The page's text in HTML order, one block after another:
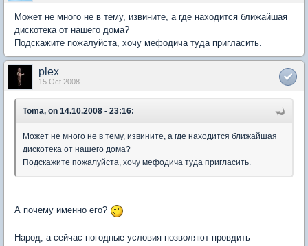
Может не много не в тему, извините, а где находится ближайшая
дискотека от нашего дома?
Подскажите пожалуйста, хочу мефодича туда пригласить.
plex
15 Oct 2008
Toma, on 14.10.2008 - 23:16:
Может не много не в тему, извините, а где находится ближайшая
дискотека от нашего дома?
Подскажите пожалуйста, хочу мефодича туда пригласить.
А почему именно его?
Народ, а сейчас погодные условия позволяют провдить